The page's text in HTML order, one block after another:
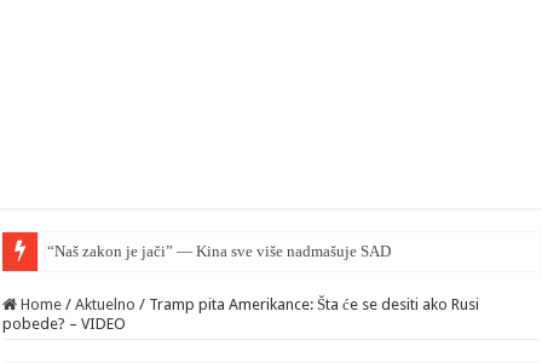
“Naš zakon je jači” — Kina sve više nadmašuje SAD u pravnom smislu
Home / Aktuelno / Tramp pita Amerikance: Šta će se desiti ako Rusi
pobede? – VIDEO